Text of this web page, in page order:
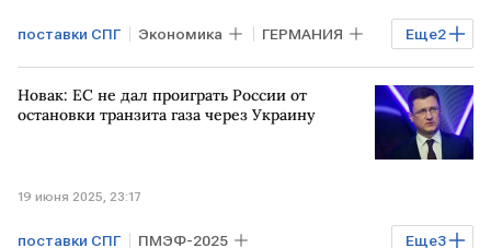
Еще2
поставки СПГ Экономика ГЕРМАНИЯ
Евросоюз РОССИЯ
Новак: ЕС не дал проиграть России от
остановки транзита газа через Украину
19 июня 2025, 23:17
Еще3
поставки СПГ ПМЭФ-2025